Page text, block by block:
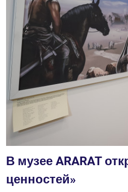
В музее ARARAT
ценностей»